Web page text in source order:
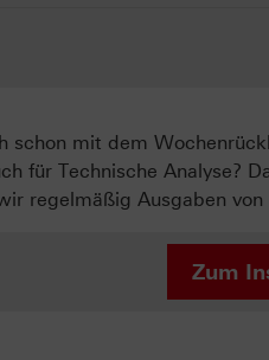
schon mit dem
für Technische Analyse?
regelmäßig Ausgaben von
Zum